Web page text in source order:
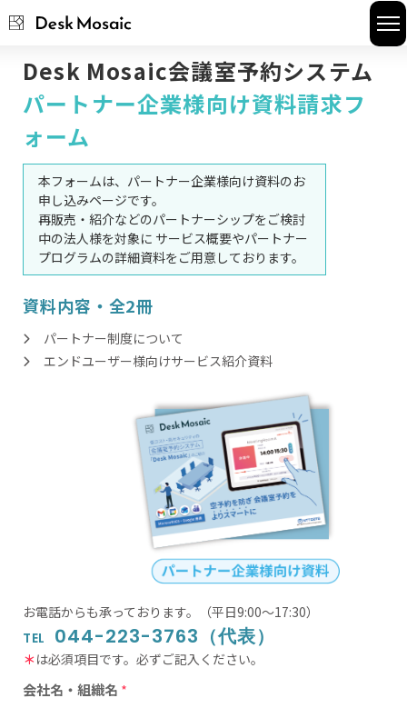
座席予約
会議室予約
お役立ち資料
FAQ
Desk Mosaic会議室予約システム
パートナー企業様向け資料請求フ
ォーム
本フォームは、パートナー企業様向け資料のお
申し込みページです。
再販売・紹介などのパートナーシップをご検討
中の法人様を対象に サービス概要やパートナー
プログラムの詳細資料をご用意しております。
資料内容・全2冊
パートナー制度について
エンドユーザー様向けサービス紹介資料
お電話からも承っております。
（平日9:00〜17:30）
TEL
044-223-3763（代表）
＊は必須項目です。必ずご記入ください。
会社名・組織名 *